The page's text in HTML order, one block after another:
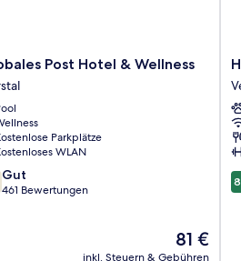
Post Hotel & Wellness
Parkplätze
WLAN
Gut
461 Bewertungen
Der
Preis
81 €
inkl. Steuern & Gebühren
Le